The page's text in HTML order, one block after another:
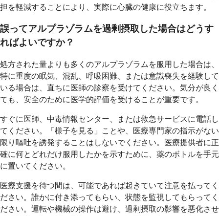
担を軽減することにより、実際に心臓の健康に役立ちます。
誤ってアルプラゾラムを過剰摂取した場合はどうす
ればよいですか？
処方された量よりも多くのアルプラゾラムを服用した場合は、
特に重度の眠気、混乱、呼吸困難、または意識喪失を経験して
いる場合は、直ちに医師の診察を受けてください。気分が良く
ても、安全のために医学的評価を受けることが重要です。
すぐに医師、中毒情報センター、または救急サービスに電話し
てください。「様子を見る」ことや、医療専門家の指示がない
限り嘔吐を誘発することはしないでください。医療提供者に正
確に何とどれだけ服用したかを示すために、薬のボトルを手元
に置いてください。
医療支援を待つ間は、可能であれば起きていて注意を払ってく
ださい。誰かに付き添ってもらい、状態を監視してもらってく
ださい。運転や機械の操作は避け、過剰摂取の影響を悪化させ